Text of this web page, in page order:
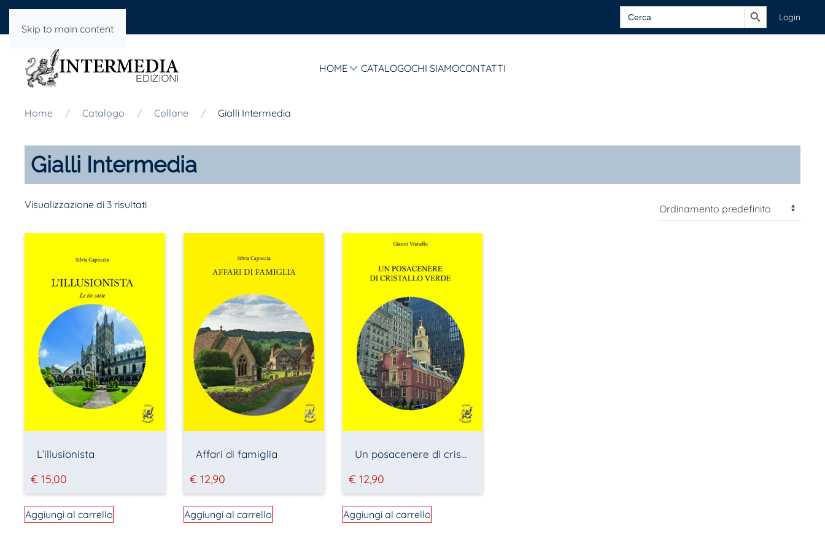
Skip to main content
Search
for:
Search Button
Login
HOME CATALOGOCHI SIAMOCONTATTI
Home Catalogo Collane Gialli Intermedia
Gialli Intermedia
Visualizzazione di 3 risultati
L’illusionista
€ 15,00
Aggiungi al carrello
Affari di famiglia
€12,90
Aggiungi al carrello
Un posacenere di cristallo verde
€12,90
Aggiungi al carrello